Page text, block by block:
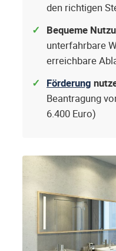
den richtigen
Bequeme
unterfahrbare
erreichbare
Förderung
Beantragung
6.400 Euro)